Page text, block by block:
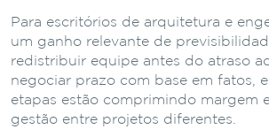
Para escritórios de arquitetura e
um ganho relevante de
redistribuir equipe antes do atraso
negociar prazo com base em fatos,
etapas estão comprimindo margem
gestão entre projetos diferentes.